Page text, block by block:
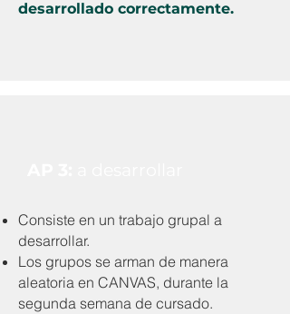
desarrollado correctamente.
Consiste en un trabajo grupal a
desarrollar.
Los grupos se arman de manera
aleatoria en CANVAS, durante la
segunda semana de cursado.